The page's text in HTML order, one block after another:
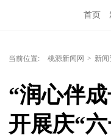
首页
当前位置: 桃源新闻网 > 新闻
“润心伴
开展庆“